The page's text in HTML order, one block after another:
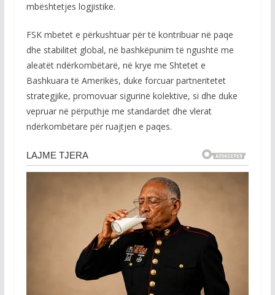
mbështetjes logjistike.
FSK mbetet e përkushtuar për të kontribuar në paqe
dhe stabilitet global, në bashkëpunim të ngushtë me
aleatët ndërkombëtarë, në krye me Shtetet e
Bashkuara të Amerikës, duke forcuar partneritetet
strategjike, promovuar sigurinë kolektive, si dhe duke
vepruar në përputhje me standardet dhe vlerat
ndërkombëtare për ruajtjen e paqes.